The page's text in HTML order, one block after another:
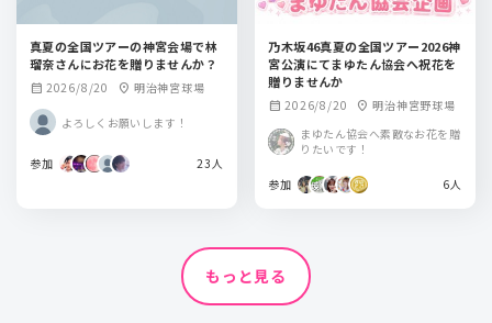
真夏の全国ツアーの神宮会場で林
瑠奈さんにお花を贈りませんか？
calendar_month 2026/8/20 location_on 明治神宮球場
よろしくお願いします！
参加 23人
乃木坂46真夏の全国ツアー2026神
宮公演にてまゆたん協会へ祝花を
贈りませんか
calendar_month 2026/8/20 location_on 明治神宮野球場
まゆたん協会へ素敵なお花を贈
りたいです！
参加 6人
もっと見る